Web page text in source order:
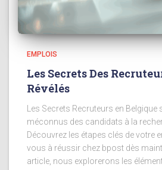
EMPLOIS
Les Secrets Des
Révélés
Les Secrets Recruteurs en
méconnus des candidats à la
Découvrez les étapes clés de votre
vous à réussir chez bpost dès
article, nous explorerons les